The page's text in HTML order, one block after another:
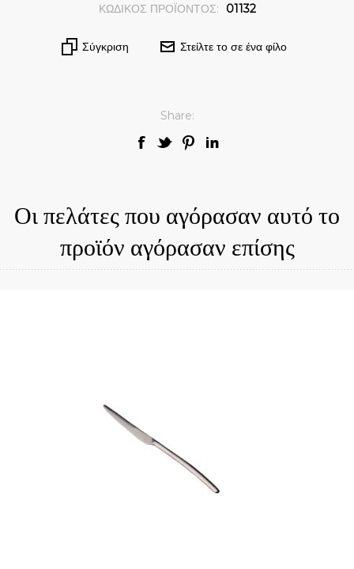
ΚΩΔΙΚΟΣ ΠΡΟΪΟΝΤΟΣ:
01132
Σύγκριση Στείλτε το σε ένα φίλο
Share:
Οι πελάτες που αγόρασαν αυτό το
προϊόν αγόρασαν επίσης